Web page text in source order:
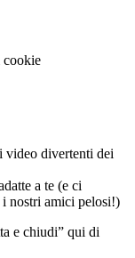
cookie
video divertenti dei
a te (e ci
i nostri amici pelosi!)
e chiudi” qui di